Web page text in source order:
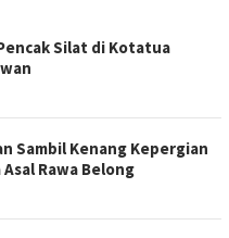
Silat di Kotatua
Sambil Kenang Kepergian
Rawa Belong